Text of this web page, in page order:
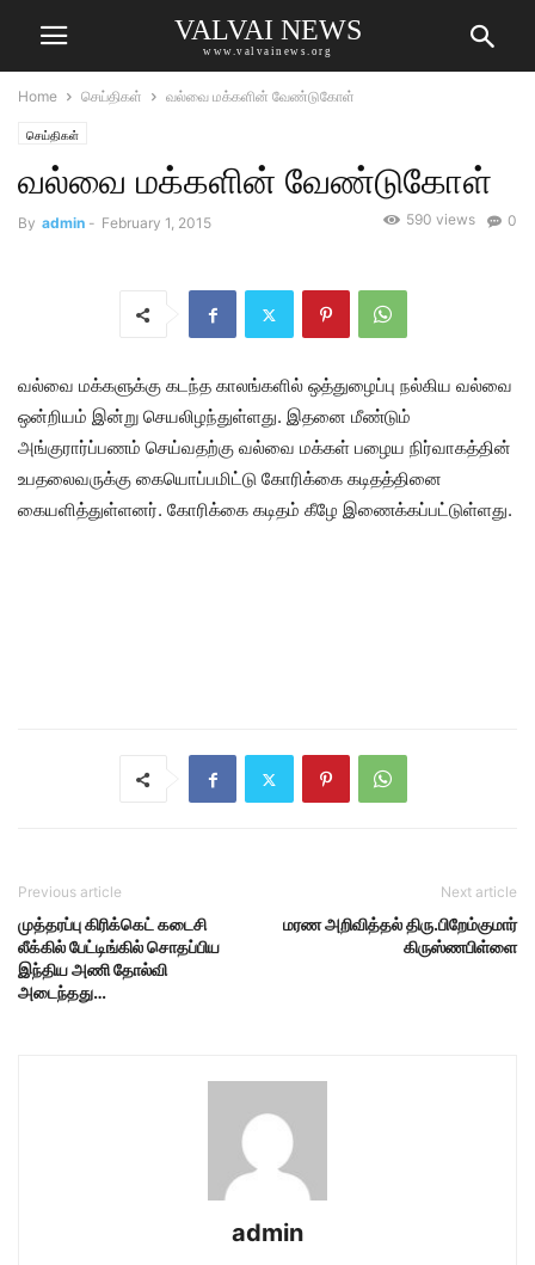
VALVAI NEWS
www.valvainews.org
Home செய்திகள் வல்வை மக்களின் வேண்டுகோள்
செய்திகள்
வல்வை மக்களின் வேண்டுகோள்
By admin - February 1, 2015 0
590 views
வல்வை மக்களுக்கு கடந்த காலங்களில் ஒத்துழைப்பு நல்கிய வல்வை
ஒன்றியம் இன்று செயலிழந்துள்ளது. இதனை மீண்டும்
அங்குரார்ப்பணம் செய்வதற்கு வல்வை மக்கள் பழைய நிர்வாகத்தின்
உபதலைவருக்கு கையொப்பமிட்டு கோரிக்கை கடிதத்தினை
கையளித்துள்ளனர். கோரிக்கை கடிதம் கீழே இணைக்கப்பட்டுள்ளது.
Previous article
முத்தரப்பு கிரிக்கெட் கடைசி
லீக்கில் பேட்டிங்கில் சொதப்பிய
இந்திய அணி தோல்வி
அடைந்தது…
Next article
மரண அறிவித்தல் திரு.பிறேம்குமார்
கிருஸ்ணபிள்ளை
admin